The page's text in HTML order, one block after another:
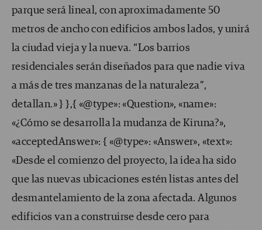
parque será lineal, con aproximadamente 50
metros de ancho con edificios ambos lados, y unirá
la ciudad vieja y la nueva. “Los barrios
residenciales serán diseñados para que nadie viva
a más de tres manzanas de la naturaleza”,
detallan.» } },{ «@type»: «Question», «name»:
«¿Cómo se desarrolla la mudanza de Kiruna?»,
«acceptedAnswer»: { «@type»: «Answer», «text»:
«Desde el comienzo del proyecto, la idea ha sido
que las nuevas ubicaciones estén listas antes del
desmantelamiento de la zona afectada. Algunos
edificios van a construirse desde cero para